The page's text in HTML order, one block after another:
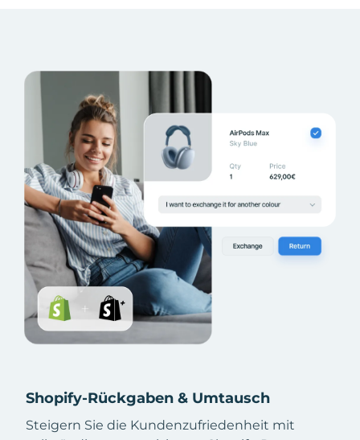
Shopify-Rückgaben & Umtausch
Steigern Sie die Kundenzufriedenheit mit